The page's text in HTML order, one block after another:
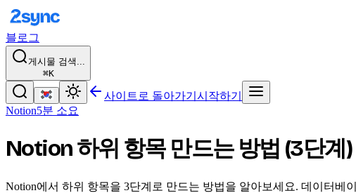
블로그
게시물 검색...
⌘K
사이트로 돌아가기 시작하기
Notion5분 소요
Notion 하위 항목 만드는 방법 (3단계)
Notion에서 하위 항목을 3단계로 만드는 방법을 알아보세요. 데이터